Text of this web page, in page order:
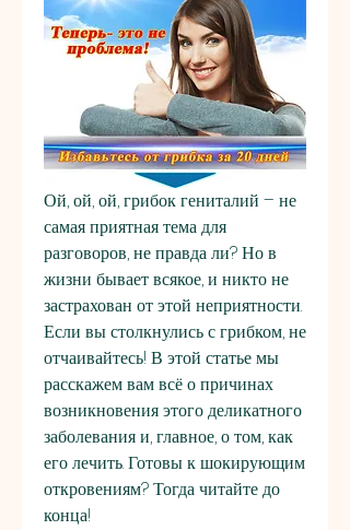
Ой, ой, ой, грибок гениталий – не
самая приятная тема для
разговоров, не правда ли? Но в
жизни бывает всякое, и никто не
застрахован от этой неприятности.
Если вы столкнулись с грибком, не
отчаивайтесь! В этой статье мы
расскажем вам всё о причинах
возникновения этого деликатного
заболевания и, главное, о том, как
его лечить. Готовы к шокирующим
откровениям? Тогда читайте до
конца!